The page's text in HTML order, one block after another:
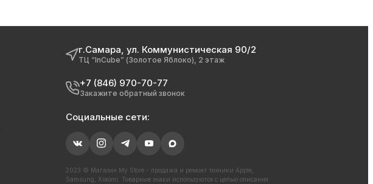
г.Самара, ул. Коммунистическая 90/2
ТЦ “InCube” (Золотое Яблоко), 2 этаж
+7 (846) 970-70-77
Закажите обратный звонок
Социальные сети:
2023 © Магазин My Store - продажа и ремонт техники Apple,
Samsung, Xiaomi. Товарные знаки используются с целью описания